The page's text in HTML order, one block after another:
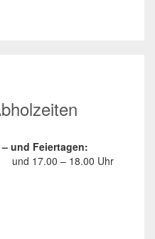
und Feiertagen:
und 17.00 – 18.00 Uhr